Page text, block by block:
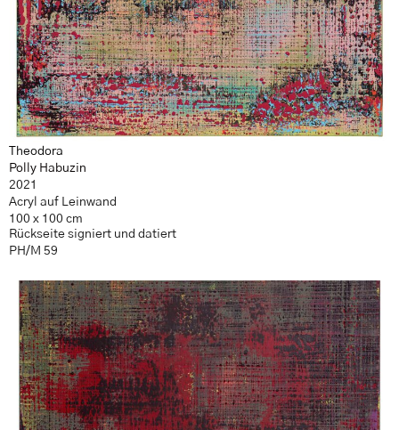
Theodora
Polly Habuzin
2021
Acryl auf Leinwand
100 x 100 cm
Rückseite signiert und datiert
PH/M 59